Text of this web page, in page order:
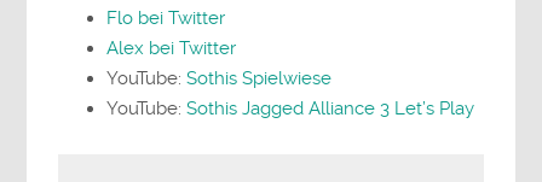
Flo bei Twitter
Alex bei Twitter
YouTube:Sothis Spielwiese
YouTube:Sothis Jagged Alliance 3 Let’s Play